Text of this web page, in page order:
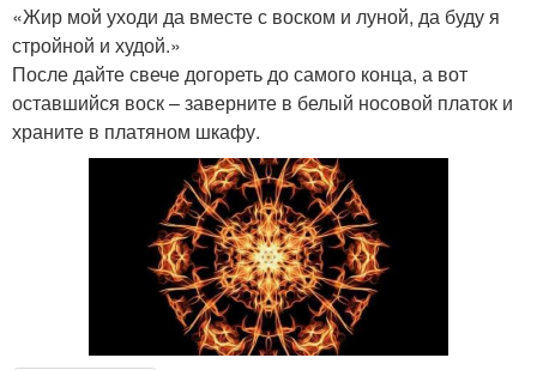
«Жир мой уходи да вместе с воском и луной, да буду я
стройной и худой.»
После дайте свече догореть до самого конца, а вот
оставшийся воск – заверните в белый носовой платок и
храните в платяном шкафу.